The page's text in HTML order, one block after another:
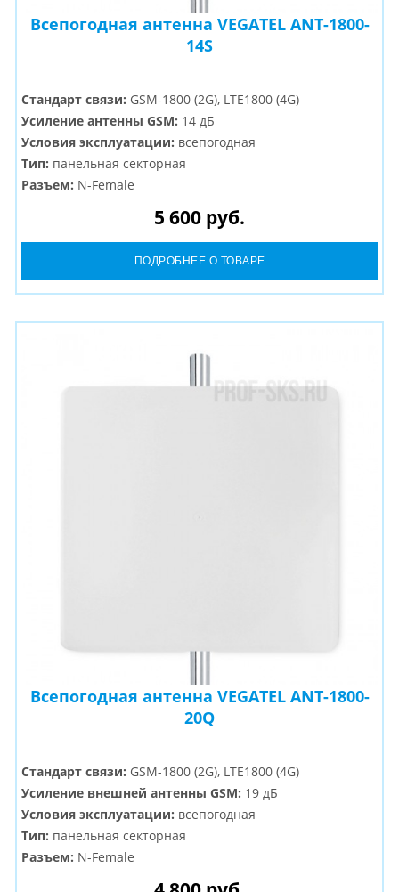
Всепогодная антенна VEGATEL ANT-1800-
14S
Стандарт связи: GSM-1800 (2G), LTE1800 (4G)
Усиление антенны GSM: 14 дБ
Условия эксплуатации: всепогодная
Тип: панельная секторная
Разъем: N-Female
5 600 руб.
ПОДРОБНЕЕ О ТОВАРЕ
Всепогодная антенна VEGATEL ANT-1800-
20Q
Стандарт связи: GSM-1800 (2G), LTE1800 (4G)
Усиление внешней антенны GSM: 19 дБ
Условия эксплуатации: всепогодная
Тип: панельная секторная
Разъем: N-Female